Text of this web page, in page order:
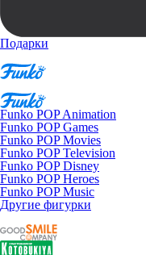
Подарки
Funko POP Animation
Funko POP Games
Funko POP Movies
Funko POP Television
Funko POP Disney
Funko POP Heroes
Funko POP Music
Другие фигурки